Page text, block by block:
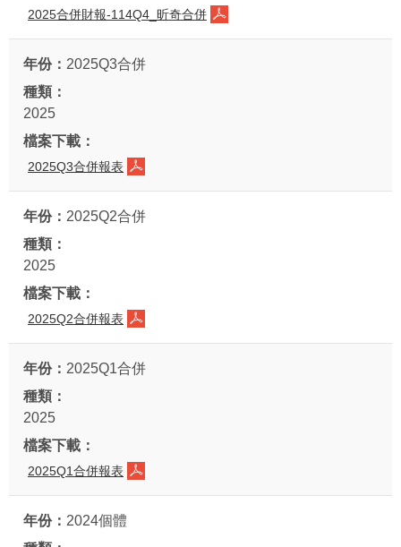
2025合併財報-114Q4_昕奇合併
2025Q3合併
2025
2025Q3合併報表
2025Q2合併
2025
2025Q2合併報表
2025Q1合併
2025
2025Q1合併報表
2024個體